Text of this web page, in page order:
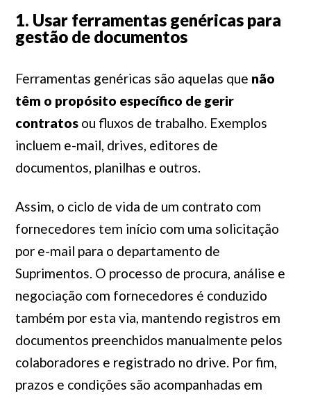
1. Usar ferramentas genéricas para
gestão de documentos
Ferramentas genéricas são aquelas que não
têm o propósito específico de gerir
contratosou fluxos de trabalho. Exemplos
incluem e-mail, drives, editores de
documentos, planilhas e outros.
Assim, o ciclo de vida de um contrato com
fornecedores tem início com uma solicitação
por e-mail para o departamento de
Suprimentos. O processo de procura, análise e
negociação com fornecedores é conduzido
também por esta via, mantendo registros em
documentos preenchidos manualmente pelos
colaboradores e registrado no drive. Por fim,
prazos e condições são acompanhadas em